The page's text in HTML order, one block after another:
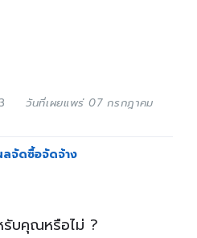
วันที่เผยแพร่ 07 กรกฎาคม
จัดซื้อจัดจ้าง
รับคุณหรือไม่ ?